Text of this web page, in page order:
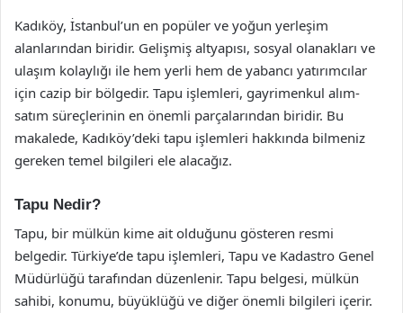
Kadıköy, İstanbul’un en popüler ve yoğun yerleşim
alanlarından biridir. Gelişmiş altyapısı, sosyal olanakları ve
ulaşım kolaylığı ile hem yerli hem de yabancı yatırımcılar
için cazip bir bölgedir. Tapu işlemleri, gayrimenkul alım-
satım süreçlerinin en önemli parçalarından biridir. Bu
makalede, Kadıköy’deki tapu işlemleri hakkında bilmeniz
gereken temel bilgileri ele alacağız.
Tapu Nedir?
Tapu, bir mülkün kime ait olduğunu gösteren resmi
belgedir. Türkiye’de tapu işlemleri, Tapu ve Kadastro Genel
Müdürlüğü tarafından düzenlenir. Tapu belgesi, mülkün
sahibi, konumu, büyüklüğü ve diğer önemli bilgileri içerir.